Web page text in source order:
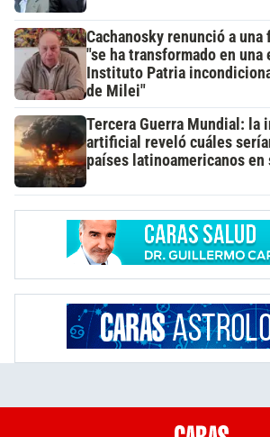
Cachanosky renunció a
"se ha transformado en una
Instituto Patria
de Milei"
Tercera Guerra Mundial: la
artificial reveló cuáles
países latinoamericanos